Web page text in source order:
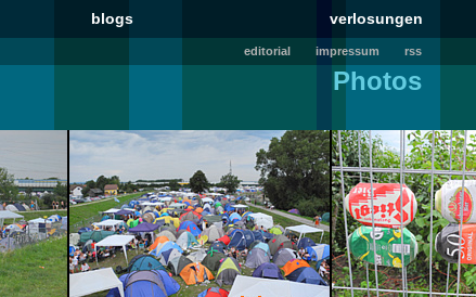
blogs verlosungen
editorial impressum rss
Photos